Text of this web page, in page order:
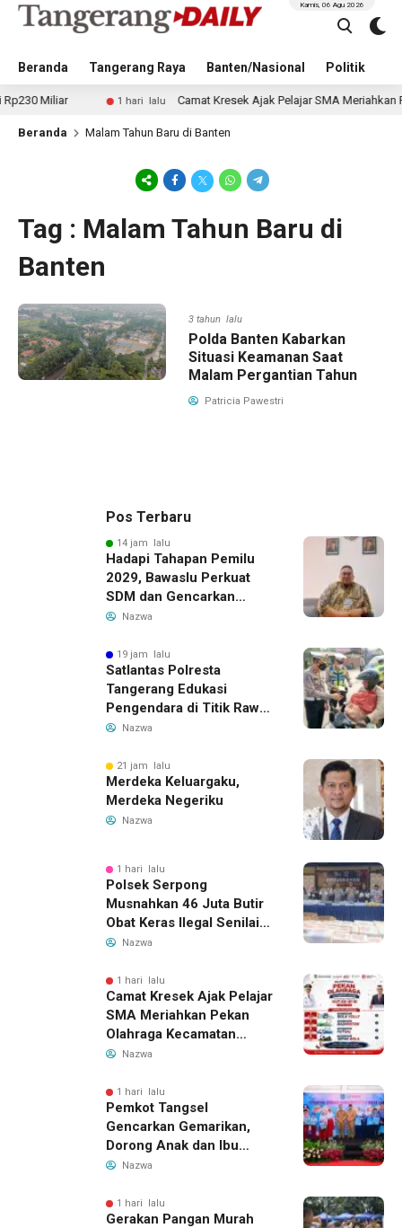
Beranda Tangerang Raya Banten/Nasional Politik
Kamis, 06 Agu 2026
Miliar 1 hari lalu Camat Kresek Ajak Pelajar SMA Meriahkan
Beranda Malam Tahun Baru di Banten
Tag : Malam Tahun Baru di
Banten
3 tahun lalu
Polda Banten Kabarkan
Situasi Keamanan Saat
Malam Pergantian Tahun
Patricia Pawestri
Pos Terbaru
14 jam lalu
Hadapi Tahapan Pemilu
2029, Bawaslu Perkuat
SDM dan Gencarkan
Pendidikan Demokrasi
Nazwa
19 jam lalu
Satlantas Polresta
Tangerang Edukasi
Pengendara di Titik Rawan
Kecelakaan Lewat
Nazwa
21 jam lalu
Merdeka Keluargaku,
Merdeka Negeriku
Nazwa
1 hari lalu
Polsek Serpong
Musnahkan 46 Juta Butir
Obat Keras Ilegal Senilai
Rp230 Miliar
Nazwa
1 hari lalu
Camat Kresek Ajak Pelajar
SMA Meriahkan Pekan
Olahraga Kecamatan
Kresek 2026
Nazwa
1 hari lalu
Pemkot Tangsel
Gencarkan Gemarikan,
Dorong Anak dan Ibu
Hamil Penuhi Protein
Nazwa
1 hari lalu
Gerakan Pangan Murah